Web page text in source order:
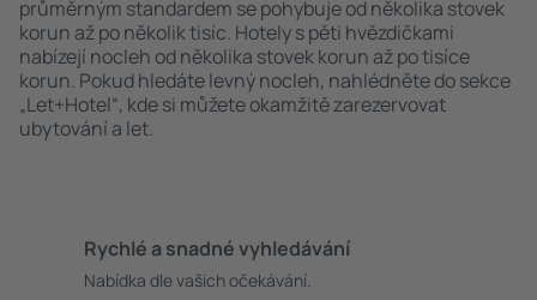
průměrným standardem se pohybuje od několika stovek
korun až po několik tisíc. Hotely s pěti hvězdičkami
nabízejí nocleh od několika stovek korun až po tisíce
korun. Pokud hledáte levný nocleh, nahlédněte do sekce
„Let+Hotel“, kde si můžete okamžitě zarezervovat
ubytování a let.
Rychlé a snadné vyhledávání
Nabídka dle vašich očekávání.